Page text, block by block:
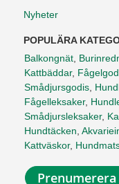
Nyheter
POPULÄRA
Balkongnät,
Kattbäddar,
Smådjursgodis,
Fågelleksaker,
Smådjursleksaker,
Hundtäcken,
Kattväskor,